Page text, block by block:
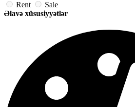
Rent
Sale
Əlavə xüsusiyyətlər